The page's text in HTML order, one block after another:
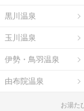
黒川温泉
玉川温泉
伊勢・鳥羽温泉
由布院温泉
お湯た